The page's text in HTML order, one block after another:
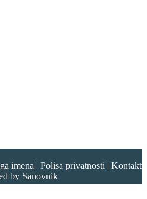
imena | Polisa privatnosti | Kontakt
by Sanovnik